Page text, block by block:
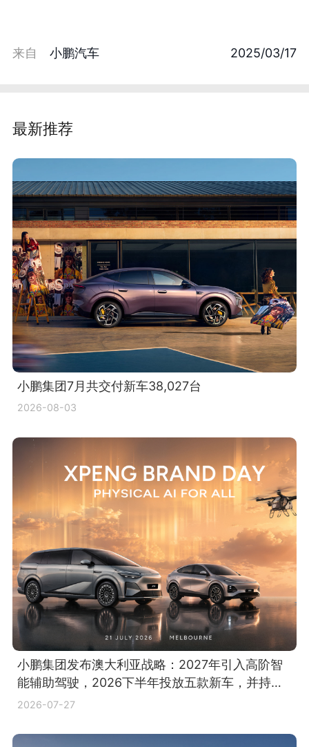
来自 小鹏汽车 2025/03/17
最新推荐
小鹏集团7月共交付新车38,027台
2026-08-03
小鹏集团发布澳大利亚战略：2027年引入高阶智
能辅助驾驶，2026下半年投放五款新车，并持续
拓展销售与服务网络
2026-07-27